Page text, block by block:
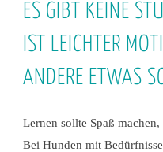
ES GIBT KEINE
IST LEICHTER
ANDERE ETWAS
Lernen sollte Spaß
Bei Hunden mit